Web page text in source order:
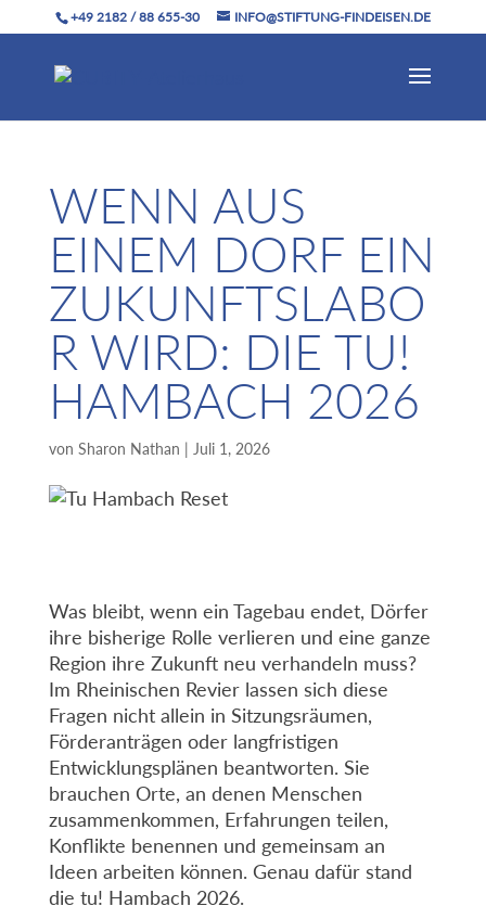
+49 2182 / 88 655-30 INFO@STIFTUNG-FINDEISEN.DE
WENN AUS
EINEM DORF EIN
ZUKUNFTSLABO
R WIRD: DIE TU!
HAMBACH 2026
von Sharon Nathan | Juli 1, 2026
Was bleibt, wenn ein Tagebau endet, Dörfer
ihre bisherige Rolle verlieren und eine ganze
Region ihre Zukunft neu verhandeln muss?
Im Rheinischen Revier lassen sich diese
Fragen nicht allein in Sitzungsräumen,
Förderanträgen oder langfristigen
Entwicklungsplänen beantworten. Sie
brauchen Orte, an denen Menschen
zusammenkommen, Erfahrungen teilen,
Konflikte benennen und gemeinsam an
Ideen arbeiten können. Genau dafür stand
die tu! Hambach 2026.